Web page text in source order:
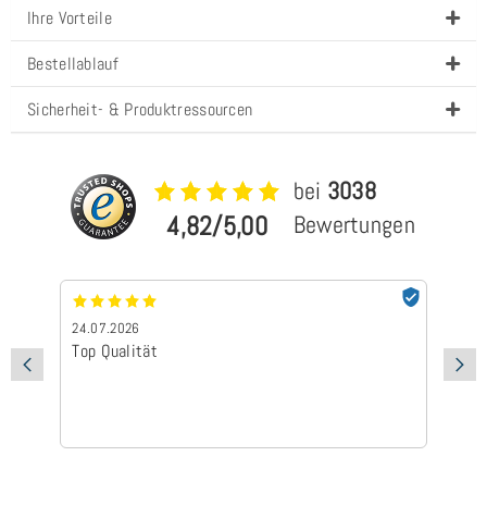
Ihre Vorteile
Bestellablauf
Sicherheit- & Produktressourcen
4,82/5,00
bei 3038
Bewertungen
24.07.2026
Top Qualität